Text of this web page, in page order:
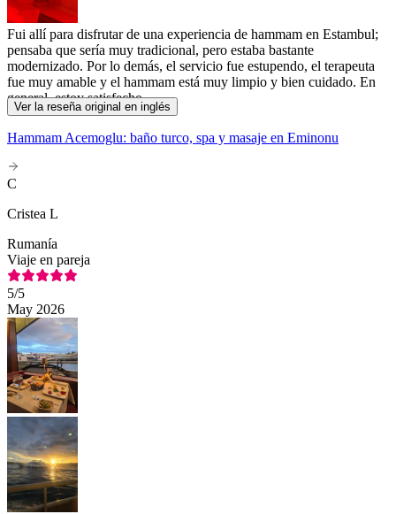
Fui allí para disfrutar de una experiencia de hammam en Estambul;
pensaba que sería muy tradicional, pero estaba bastante
modernizado. Por lo demás, el servicio fue estupendo, el terapeuta
fue muy amable y el hammam está muy limpio y bien cuidado. En
general, estoy satisfecho.
Ver la reseña original en inglés
Hammam Acemoglu: baño turco, spa y masaje en Eminonu
C
Cristea L
Rumanía
Viaje en pareja
5/5
May 2026